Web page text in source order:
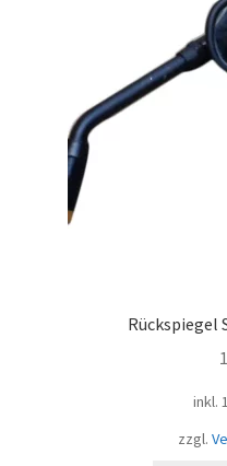
Rückspiegel
inkl.
zzgl.